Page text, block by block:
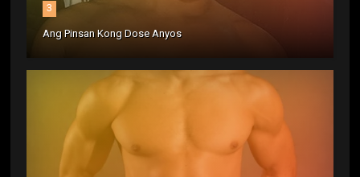
3
Ang Pinsan Kong Dose Anyos